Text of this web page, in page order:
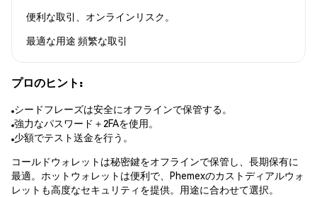
便利な取引、オンラインリスク。
最適な用途 頻繁な取引
プロのヒント:
シードフレーズは安全にオフラインで保管する。
強力なパスワード＋2FAを使用。
少額でテスト送金を行う。
コールドウォレットは秘密鍵をオフラインで保管し、長期保有に
最適。ホットウォレットは便利で、Phemexのカストディアルウォ
レットも高度なセキュリティを提供。用途に合わせて選択。